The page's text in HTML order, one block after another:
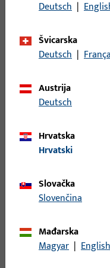
Jedinica pakiranja
Prijava
Prijavite se podacima
cijeni ili naručili artikle
Deutsch |
Švicarska
Deutsch |
Austrija
Deutsch
Hrvatska
Hrvatski
Slovačka
Slovenčina
Mađarska
Magyar | English